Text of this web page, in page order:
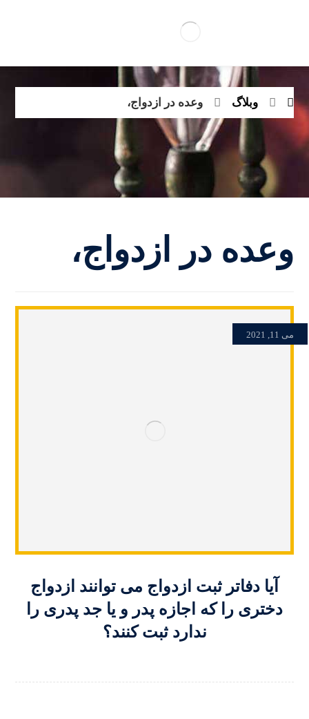
وبلاگ وعده در ازدواج،
وعده در ازدواج،
آیا دفاتر ثبت ازدواج می توانند ازدواج
دختری را که اجازه پدر و یا جد پدری را
ندارد ثبت کنند؟
می 11, 2021